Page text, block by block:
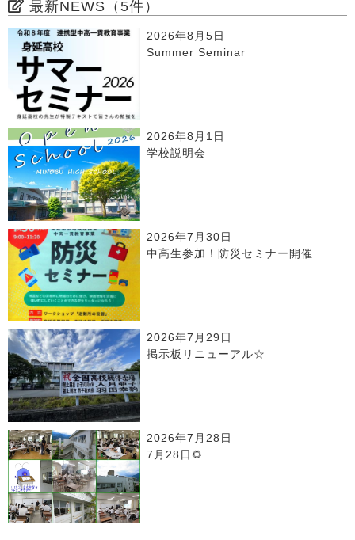
最新NEWS（5件）
2026年8月5日
Summer Seminar
2026年8月1日
学校説明会
2026年7月30日
中高生参加！防災セミナー開催
2026年7月29日
掲示板リニューアル☆
2026年7月28日
7月28日🌻